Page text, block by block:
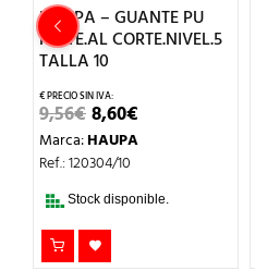
HAUPA – GUANTE PU
RESTE.AL CORTE.NIVEL.5
TALLA 10
9,56€EL
PRECIO
ORIGINAL
ERA:
8,60€
ACTUAL
Marca:HAUPA
Ref.: 120304/10
Stock disponible.